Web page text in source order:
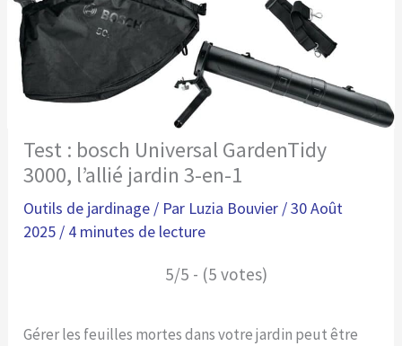
Test : bosch Universal GardenTidy
3000, l’allié jardin 3-en-1
Outils de jardinage / Par Luzia Bouvier /30 Août
2025 / 4 minutes de lecture
5/5 - (5 votes)
Gérer les feuilles mortes dans votre jardin peut être